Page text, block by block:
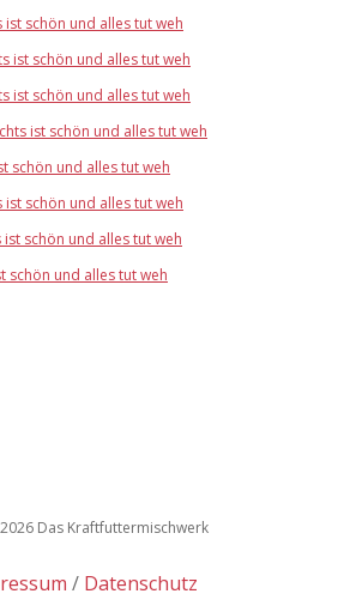
ist schön und alles tut weh
ist schön und alles tut weh
ist schön und alles tut weh
ist schön und alles tut weh
schön und alles tut weh
ist schön und alles tut weh
ist schön und alles tut weh
schön und alles tut weh
Das Kraftfuttermischwerk
Datenschutz